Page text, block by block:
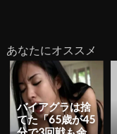
あなたにオススメ
バイアグラは捨
てた「65歳が45